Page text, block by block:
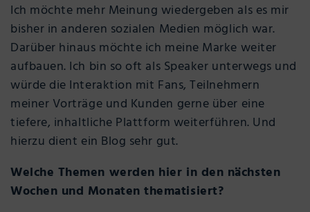
Ich möchte mehr Meinung wiedergeben als es mir
bisher in anderen sozialen Medien möglich war.
Darüber hinaus möchte ich meine Marke weiter
aufbauen. Ich bin so oft als Speaker unterwegs und
würde die Interaktion mit Fans, Teilnehmern
meiner Vorträge und Kunden gerne über eine
tiefere, inhaltliche Plattform weiterführen. Und
hierzu dient ein Blog sehr gut.
Welche Themen werden hier in den nächsten
Wochen und Monaten thematisiert?